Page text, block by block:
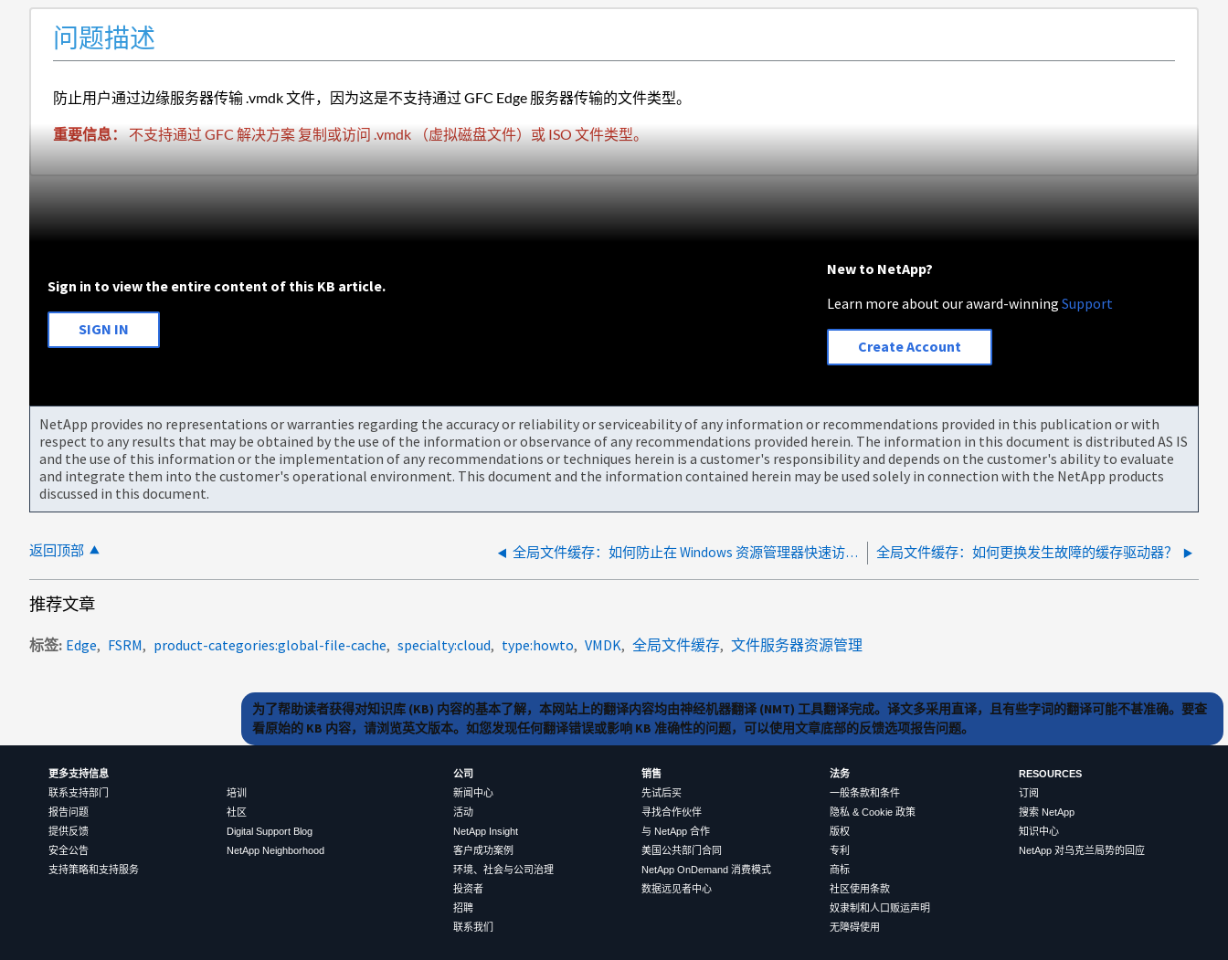
问题描述
防止用户通过边缘服务器传输 .vmdk 文件，因为这是不支持通过 GFC Edge 服务器传输的文件类型。
重要信息： 不支持通过 GFC 解决方案 复制或访问 .vmdk （虚拟磁盘文件）或 ISO 文件类型。
Sign in to view the entire content of this KB article.
SIGN IN
New to NetApp?
Learn more about our award-winningSupport
Create Account
NetApp provides no representations or warranties regarding the accuracy or reliability or serviceability of any information or recommendations provided in this publication or with
respect to any results that may be obtained by the use of the information or observance of any recommendations provided herein. The information in this document is distributed AS IS
and the use of this information or the implementation of any recommendations or techniques herein is a customer's responsibility and depends on the customer's ability to evaluate
and integrate them into the customer's operational environment. This document and the information contained herein may be used solely in connection with the NetApp products
discussed in this document.
返回顶部 全局文件缓存：如何防止在 Windows 资源管理器快速访问中使用文件和文件夹 全局文件缓存：如何更换发生故障的缓存驱动器？
推荐文章
标签 Edge FSRM product-categories:global-file-cache specialty:cloud type:howto VMDK 全局文件缓存 文件服务器资源管理
为了帮助读者获得对知识库 (KB) 内容的基本了解，本网站上的翻译内容均由神经机器翻译 (NMT) 工具翻译完成。译文多采用直译，且有些字词的翻译可能不甚准确。要查
看原始的 KB 内容，请浏览英文版本。如您发现任何翻译错误或影响 KB 准确性的问题，可以使用文章底部的反馈选项报告问题。
更多支持信息
联系支持部门
报告问题
提供反馈
安全公告
支持策略和支持服务
培训
社区
Digital Support Blog
NetApp Neighborhood
公司
新闻中心
活动
NetApp Insight
客户成功案例
环境、社会与公司治理
投资者
招聘
联系我们
销售
先试后买
寻找合作伙伴
与 NetApp 合作
美国公共部门合同
NetApp OnDemand 消费模式
数据远见者中心
法务
一般条款和条件
隐私 & Cookie 政策
版权
专利
商标
社区使用条款
奴隶制和人口贩运声明
无障碍使用
RESOURCES
订阅
搜索 NetApp
知识中心
NetApp 对乌克兰局势的回应